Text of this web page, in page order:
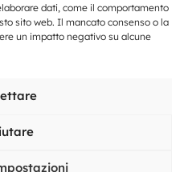
dati, come il comportamento
sito web. Il mancato consenso o la
un impatto negativo su alcune